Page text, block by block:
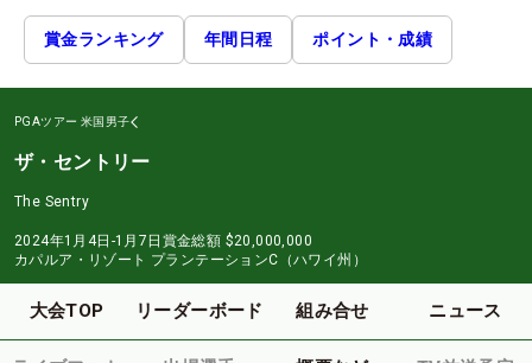
賞金ランキング 年間日程 ポイント・成績
PGAツアー 米国男子
ザ・セントリー
The Sentry
2024年1月4日-1月7日 賞金総額 $20,000,000
カパルア・リゾート プランテーションC（ハワイ州）
大会TOP リーダーボード 組み合せ ニュース